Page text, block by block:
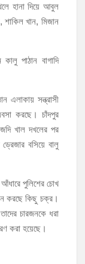
হানা দিয়ে আবুল
শাকিল খান, মিজান
পাঠান বাগাদি
এলাকায় সন্ত্রাসী
করছে। চাঁদপুর
খাল দখলের পর
বসিয়ে বালু
পুলিশের চোখ
করছে কিছু চক্র।
চারজনকে ধরা
করা হয়েছে।